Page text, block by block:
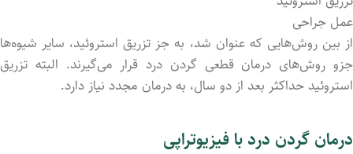
عمل جراحی
از بین روش‌هایی که عنوان شد، به جز تزریق استروئید، سایر شیوه‌ها
جزو روش‌های درمان قطعی گردن درد قرار می‌گیرند. البته تزریق
استروئید حداکثر بعد از دو سال، به درمان مجدد نیاز دارد.
درمان گردن درد با فیزیوتراپی